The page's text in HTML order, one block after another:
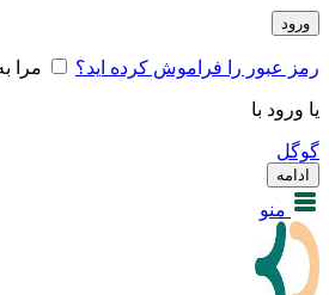
ورود
رمز عبور را فراموش کرده اید؟ مرا
یا ورود با
گوگل
ادامه
منو